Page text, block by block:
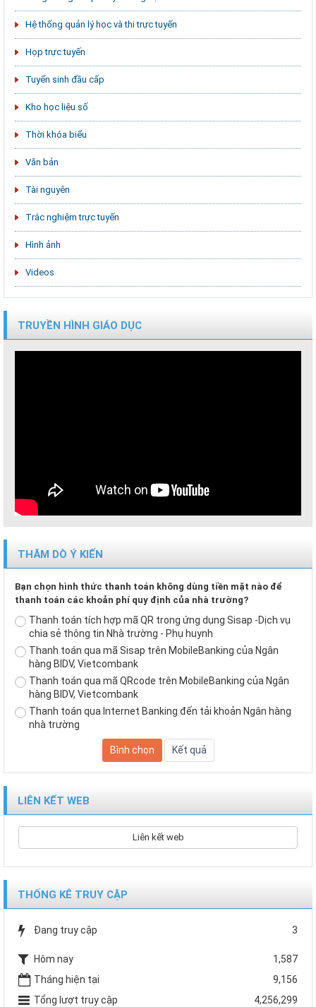
Hệ thống quản lý học và thi trực tuyến
Họp trực tuyến
Tuyển sinh đầu cấp
Kho học liệu số
Thời khóa biểu
Văn bản
Tài nguyên
Trắc nghiệm trực tuyến
Hình ảnh
Videos
TRUYỀN HÌNH GIÁO DỤC
THĂM DÒ Ý KIẾN
Bạn chọn hình thức thanh toán không dùng tiền mặt nào để
thanh toán các khoản phí quy định của nhà trường?
Thanh toán tích hợp mã QR trong ứng dụng Sisap -Dịch vụ
chia sẻ thông tin Nhà trường - Phụ huynh
Thanh toán qua mã Sisap trên MobileBanking của Ngân
hàng BIDV, Vietcombank
Thanh toán qua mã QRcode trên MobileBanking của Ngân
hàng BIDV, Vietcombank
Thanh toán qua Internet Banking đến tải khoản Ngân hàng
nhà trường
LIÊN KẾT WEB
Liên kết web
THỐNG KÊ TRUY CẬP
Đang truy cập 3
Hôm nay
1,587
Tháng hiện tại
9,156
Tổng lượt truy cập
4,256,299